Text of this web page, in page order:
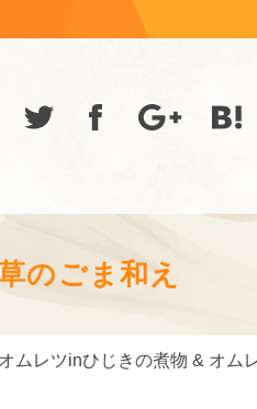
のごま和え
ムレツinひじきの煮物 & オム